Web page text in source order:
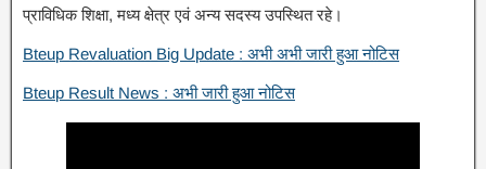
प्राविधिक शिक्षा, मध्य क्षेत्र एवं अन्य सदस्य उपस्थित रहे।
Bteup Revaluation Big Update : अभी अभी जारी हुआ नोटिस
Bteup Result News : अभी जारी हुआ नोटिस